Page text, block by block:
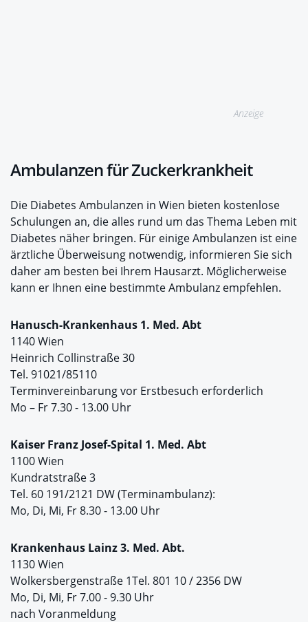
Anzeige
Ambulanzen für Zuckerkrankheit
Die Diabetes Ambulanzen in Wien bieten kostenlose
Schulungen an, die alles rund um das Thema Leben mit
Diabetes näher bringen. Für einige Ambulanzen ist eine
ärztliche Überweisung notwendig, informieren Sie sich
daher am besten bei Ihrem Hausarzt. Möglicherweise
kann er Ihnen eine bestimmte Ambulanz empfehlen.
Hanusch-Krankenhaus 1. Med. Abt
1140 Wien
Heinrich Collinstraße 30
Tel. 91021/85110
Terminvereinbarung vor Erstbesuch erforderlich
Mo – Fr 7.30 - 13.00 Uhr
Kaiser Franz Josef-Spital 1. Med. Abt
1100 Wien
Kundratstraße 3
Tel. 60 191/2121 DW (Terminambulanz):
Mo, Di, Mi, Fr 8.30 - 13.00 Uhr
Krankenhaus Lainz 3. Med. Abt.
1130 Wien
Wolkersbergenstraße 1Tel. 801 10 / 2356 DW
Mo, Di, Mi, Fr 7.00 - 9.30 Uhr
nach Voranmeldung